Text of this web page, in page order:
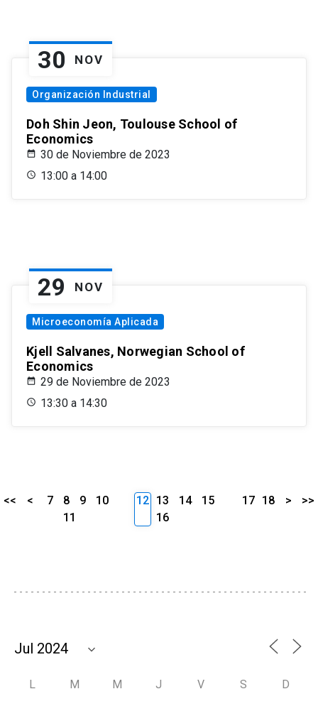
30 NOV
Organización Industrial
Doh Shin Jeon, Toulouse School of
Economics
30 de Noviembre de 2023
13:00 a 14:00
29 NOV
Microeconomía Aplicada
Kjell Salvanes, Norwegian School of
Economics
29 de Noviembre de 2023
13:30 a 14:30
<< < 7 8 9
10
11
12 13 14
15
16
17 18 > >>
L M M J V S D